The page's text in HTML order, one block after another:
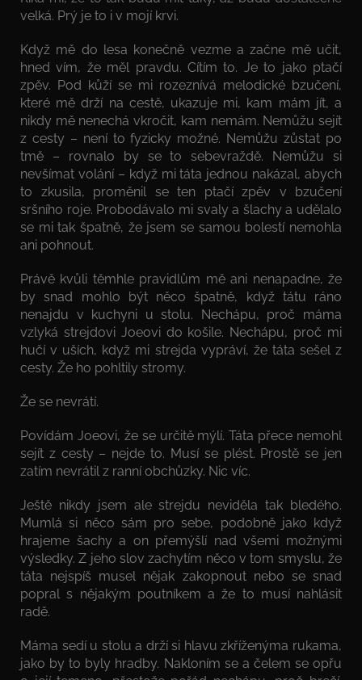
velká. Prý je to i v mojí krvi.
Když mě do lesa konečně vezme a začne mě učit,
hned vím, že měl pravdu. Cítím to. Je to jako ptačí
zpěv. Pod kůží se mi rozeznívá melodické bzučení,
které mě drží na cestě, ukazuje mi, kam mám jít, a
nikdy mě nenechá vkročit, kam nemám. Nemůžu sejít
z cesty – není to fyzicky možné. Nemůžu zůstat po
tmě – rovnalo by se to sebevraždě. Nemůžu si
nevšímat volání – když mi táta jednou nakázal, abych
to zkusila, proměnil se ten ptačí zpěv v bzučení
sršního roje. Probodávalo mi svaly a šlachy a udělalo
se mi tak špatně, že jsem se samou bolestí nemohla
ani pohnout.
Právě kvůli těmhle pravidlům mě ani nenapadne, že
by snad mohlo být něco špatně, když tátu ráno
nenajdu v kuchyni u stolu. Nechápu, proč máma
vzlyká strejdovi Joeovi do košile. Nechápu, proč mi
hučí v uších, když mi strejda vypráví, že táta sešel z
cesty. Že ho pohltily stromy.
Že se nevrátí.
Povídám Joeovi, že se určitě mýlí. Táta přece nemohl
sejít z cesty – nejde to. Musí se plést. Prostě se jen
zatím nevrátil z ranní obchůzky. Nic víc.
Ještě nikdy jsem ale strejdu neviděla tak bledého.
Mumlá si něco sám pro sebe, podobně jako když
hrajeme šachy a on přemýšlí nad všemi možnými
výsledky. Z jeho slov zachytím něco v tom smyslu, že
táta nejspíš musel nějak zakopnout nebo se snad
popral s nějakým poutníkem a že to musí nahlásit
radě.
Máma sedí u stolu a drží si hlavu zkříženýma rukama,
jako by to byly hradby. Nakloním se a čelem se opřu